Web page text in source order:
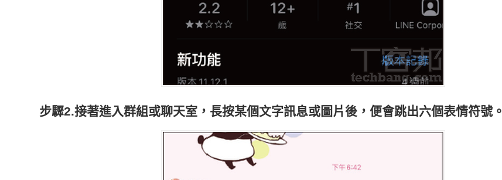
步驟2.接著進入群組或聊天室，長按某個文字訊息或圖片後，便會跳出六個表情符號。